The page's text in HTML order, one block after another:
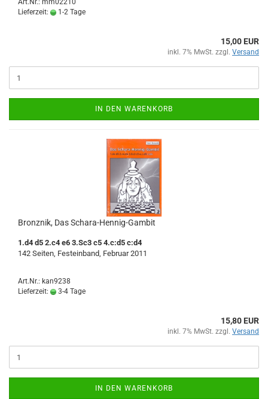
Art.Nr.: mm02210
Lieferzeit:
1-2 Tage
15,00 EUR
inkl. 7% MwSt. zzgl. Versand
IN DEN WARENKORB
Bronznik, Das Schara-Hennig-Gambit
1.d4 d5 2.c4 e6 3.Sc3 c5 4.c:d5 c:d4
142 Seiten, Festeinband, Februar 2011
Art.Nr.: kan9238
Lieferzeit:
3-4 Tage
15,80 EUR
inkl. 7% MwSt. zzgl. Versand
IN DEN WARENKORB